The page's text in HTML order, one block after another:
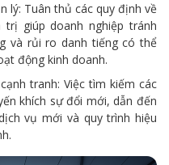
lý: Tuân thủ các quy định về
giúp doanh nghiệp tránh
và rủi ro danh tiếng có thể
động kinh doanh.
tranh: Việc tìm kiếm các
khích sự đổi mới, dẫn đến
vụ mới và quy trình hiệu